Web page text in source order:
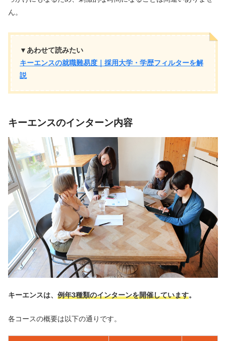
ん。
▼あわせて読みたい
キーエンスの就職難易度｜採用大学・学歴フィルターを解
説
キーエンスのインターン内容
キーエンスは、 例年3種類のインターンを開催しています。
各コースの概要は以下の通りです。